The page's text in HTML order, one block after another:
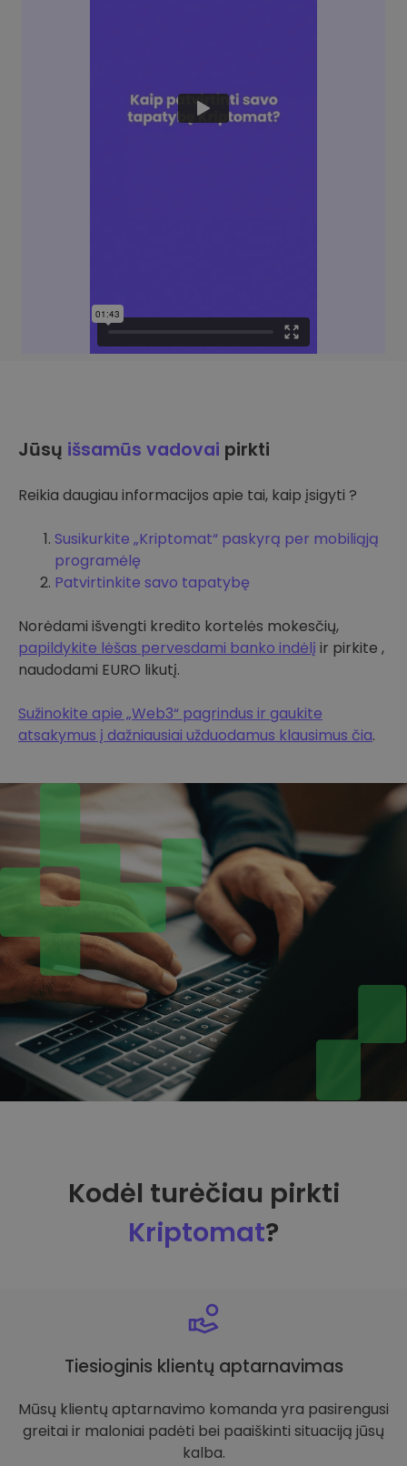
Jūsų išsamūs vadovai pirkti
Reikia daugiau informacijos apie tai, kaip įsigyti ?
Susikurkite „Kriptomat“ paskyrą per mobiliąją
programėlę
Patvirtinkite savo tapatybę
Norėdami išvengti kredito kortelės mokesčių,
papildykite lėšas pervesdami banko indėlį ir pirkite ,
naudodami EURO likutį.
Sužinokite apie „Web3“ pagrindus ir gaukite
atsakymus į dažniausiai užduodamus klausimus čia.
Kodėl turėčiau pirkti
Kriptomat?
Tiesioginis klientų aptarnavimas
Mūsų klientų aptarnavimo komanda yra pasirengusi
greitai ir maloniai padėti bei paaiškinti situaciją jūsų
kalba.